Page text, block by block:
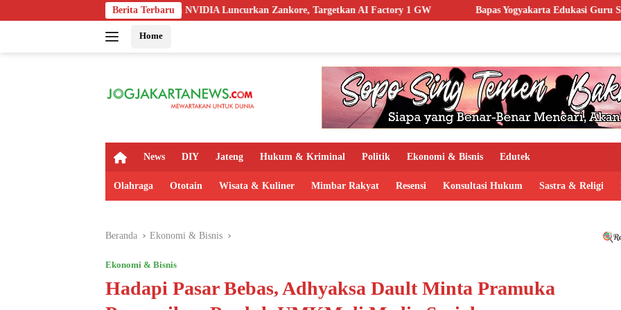
ke
Berita Terbaru
Nokia, dan NVIDIA Luncurkan Zankore, Targetkan AI Factory 1 GW Bapas Yogyakarta Edukasi Guru SMKN 1 Seyegan,
Home
H
m
News DIY Jateng Hukum & Kriminal Politik Ekonomi & Bisnis Edutek
Olahraga Ototain Wisata & Kuliner Mimbar Rakyat Resensi Konsultasi Hukum Sastra & Religi
Beranda Ekonomi & Bisnis
Ekonomi & Bisnis
Hadapi Pasar Bebas, Adhyaksa Dault Minta Pramuka